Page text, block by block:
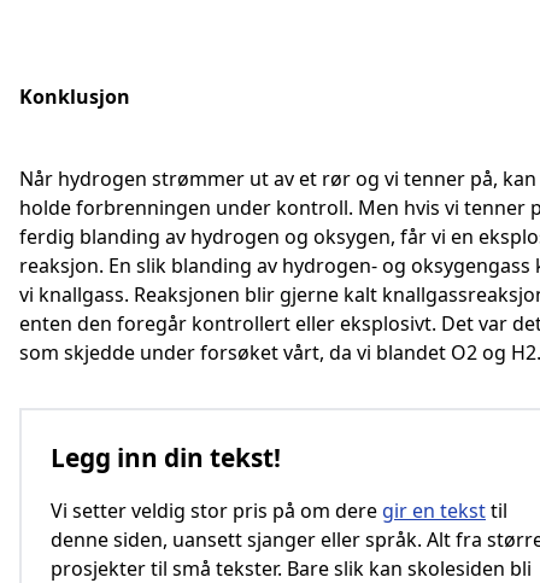
Konklusjon
Når hydrogen strømmer ut av et rør og vi tenner på, kan
holde forbrenningen under kontroll. Men hvis vi tenner
ferdig blanding av hydrogen og oksygen, får vi en
reaksjon. En slik blanding av hydrogen- og oksygengass
vi knallgass. Reaksjonen blir gjerne kalt
enten den foregår kontrollert eller eksplosivt. Det var
som skjedde under forsøket vårt, da vi blandet O2 og H2.
Legg inn din tekst!
Vi setter veldig stor pris på om dere gir en teksttil
denne siden, uansett sjanger eller språk. Alt fra
prosjekter til små tekster. Bare slik kan skolesiden bli